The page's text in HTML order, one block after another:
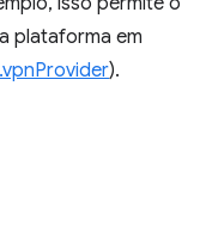
plataforma em
).